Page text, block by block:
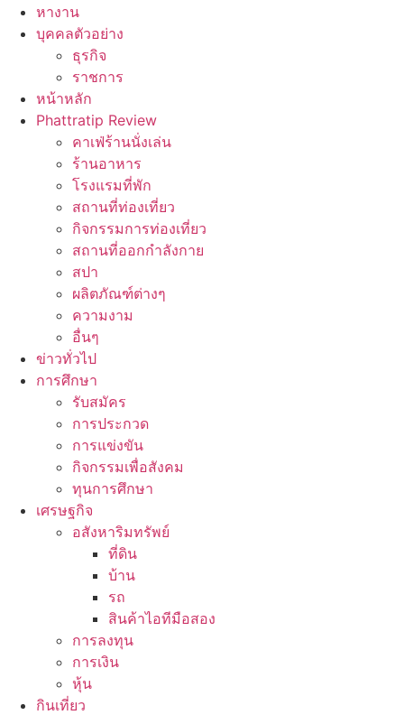
หางาน
บุคคลตัวอย่าง
ธุรกิจ
ราชการ
หน้าหลัก
Phattratip Review
คาเฟ่ร้านนั่งเล่น
ร้านอาหาร
โรงแรมที่พัก
สถานที่ท่องเที่ยว
กิจกรรมการท่องเที่ยว
สถานที่ออกกำลังกาย
สปา
ผลิตภัณฑ์ต่างๆ
ความงาม
อื่นๆ
ข่าวทั่วไป
การศึกษา
รับสมัคร
การประกวด
การแข่งขัน
กิจกรรมเพื่อสังคม
ทุนการศึกษา
เศรษฐกิจ
อสังหาริมทรัพย์
ที่ดิน
บ้าน
รถ
สินค้าไอทีมือสอง
การลงทุน
การเงิน
หุ้น
กินเที่ยว